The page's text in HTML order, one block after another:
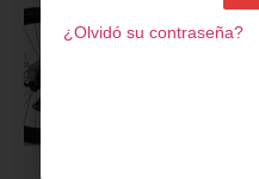
¿Olvidó su contraseña?